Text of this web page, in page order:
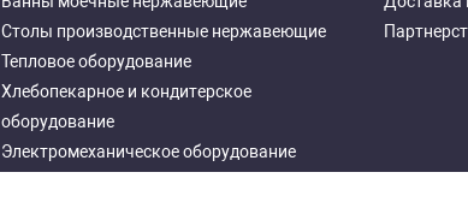
Столы производственные нержавеющие
Тепловое оборудование
Хлебопекарное и кондитерское
оборудование
Электромеханическое оборудование